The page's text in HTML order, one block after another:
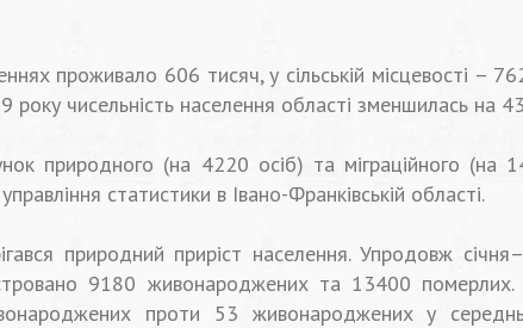
проживало 606 тисяч, у сільській місцевості –
чисельність населення області зменшилась на
природного (на 4220 осіб) та міграційного (на
статистики в Івано-Франківській області.
природний приріст населення. Упродовж
9180 живонароджених та 13400
проти 53 живонароджених у